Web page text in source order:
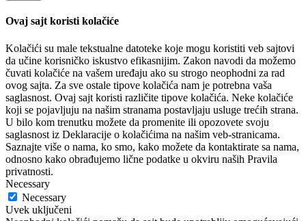
Ovaj sajt koristi kolačiće
Kolačići su male tekstualne datoteke koje mogu koristiti veb sajtovi
da učine korisničko iskustvo efikasnijim. Zakon navodi da možemo
čuvati kolačiće na vašem uređaju ako su strogo neophodni za rad
ovog sajta. Za sve ostale tipove kolačića nam je potrebna vaša
saglasnost. Ovaj sajt koristi različite tipove kolačića. Neke kolačiće
koji se pojavljuju na našim stranama postavljaju usluge trećih strana.
U bilo kom trenutku možete da promenite ili opozovete svoju
saglasnost iz Deklaracije o kolačićima na našim veb-stranicama.
Saznajte više o nama, ko smo, kako možete da kontaktirate sa nama,
odnosno kako obrađujemo lične podatke u okviru naših Pravila
privatnosti.
Necessary
Necessary
Uvek uključeni